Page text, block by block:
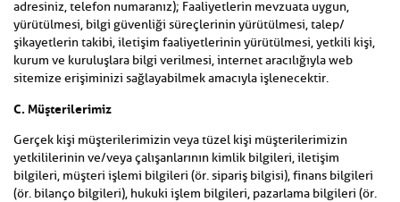
adresiniz, telefon numaranız); Faaliyetlerin mevzuata uygun,
yürütülmesi, bilgi güvenliği süreçlerinin yürütülmesi, talep/
şikayetlerin takibi, iletişim faaliyetlerinin yürütülmesi, yetkili kişi,
kurum ve kuruluşlara bilgi verilmesi, internet aracılığıyla web
sitemize erişiminizi sağlayabilmek amacıyla işlenecektir.
C. Müşterilerimiz
Gerçek kişi müşterilerimizin veya tüzel kişi müşterilerimizin
yetkililerinin ve/veya çalışanlarının kimlik bilgileri, iletişim
bilgileri, müşteri işlemi bilgileri (ör. sipariş bilgisi), finans bilgileri
(ör. bilanço bilgileri), hukuki işlem bilgileri, pazarlama bilgileri (ör.